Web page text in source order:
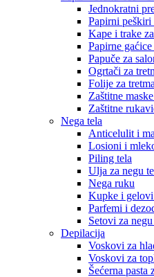
Jednokratni
Papirni peškiri
Kape i trake
Papirne
Papuče za
Ogrtači za
Folije za
Zaštitne
Zaštitne
Nega tela
Anticelulit i
Losioni i
Piling tela
Ulja za negu
Nega ruku
Kupke i gelovi
Parfemi i
Setovi za
Depilacija
Voskovi za
Voskovi za
Šećerna pasta